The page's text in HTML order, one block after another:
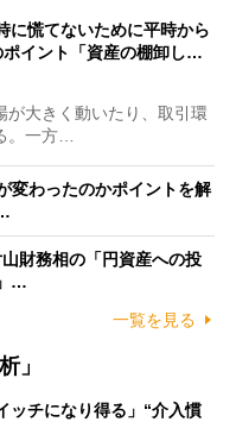
に慌てないために平時から
イント「資産の棚卸し…
大きく動いたり、取引環
。一方…
変わったのかポイントを解
財務相の「円資産への投
…
一覧を見る
」
ッチになり得る」“介入慣